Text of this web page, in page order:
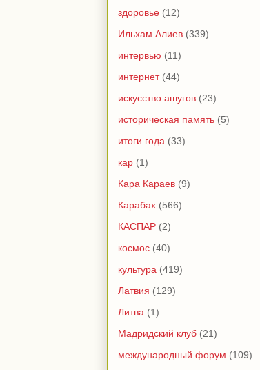
здоровье (12)
Ильхам Алиев (339)
интервью (11)
интернет (44)
искусство ашугов (23)
историческая память (5)
итоги года (33)
кар (1)
Кара Караев (9)
Карабах (566)
КАСПАР (2)
космос (40)
культура (419)
Латвия (129)
Литва (1)
Мадридский клуб (21)
международный форум (109)